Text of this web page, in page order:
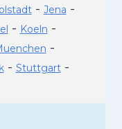
- Jena -
- Koeln -
-
- Stuttgart-